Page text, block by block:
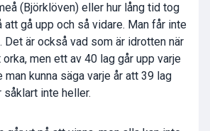
(Björklöven) eller hur lång tid tog
gå upp och så vidare. Man får inte
Det är också vad som är idrotten när
men ett av 40 lag går upp varje
man kunna säga varje år att 39 lag
såklart inte heller.